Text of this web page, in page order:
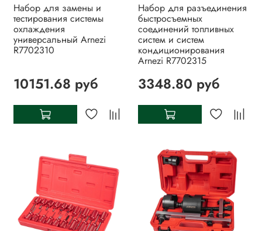
Набор для замены и
тестирования системы
охлаждения
универсальный Arnezi
R7702310
10151.68 руб
Набор для разъединения
быстросъемных
соединений топливных
систем и систем
кондиционирования
Arnezi R7702315
3348.80 руб